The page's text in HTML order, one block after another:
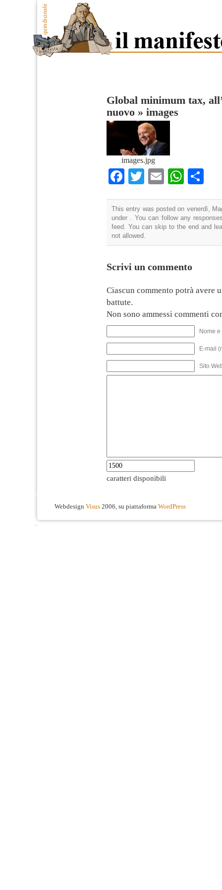
Global minimum tax,
nuovo » images
images.jpg
Facebook
TwitterEmail
This entry was posted on venerdì,
under . You can follow any
feed. You can skip to the end and
not allowed.
Scrivi un commento
Ciascun commento potrà avere
battute.
Non sono ammessi commenti
Nome
E-mail
Sito
caratteri disponibili
Webdesign Visus 2006, su piattaforma WordPress